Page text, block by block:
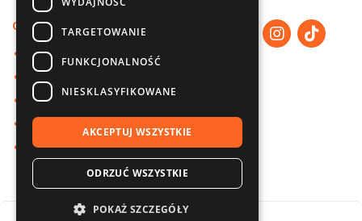
O nas
O 70mai
Polityka prywatności
Współpraca B2B
Baza wiedzy
Kontakt
TARGETOWANIE
FUNKCJONALNOŚĆ
NIESKLASYFIKOWANE
AKCEPTUJ WSZYSTKIE
ODRZUĆ WSZYSTKIE
POKAŻ SZCZEGÓŁY